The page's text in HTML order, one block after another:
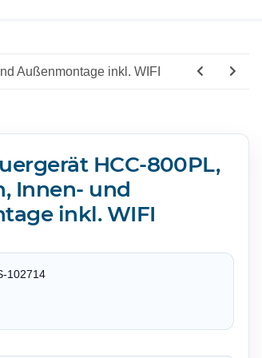
Außenmontage inkl. WIFI
HCC-800PL,
Innen- und
inkl. WIFI
102714